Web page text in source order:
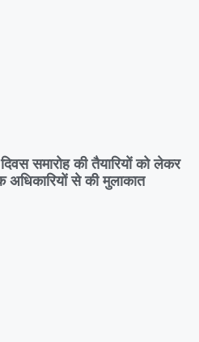
समारोह की तैयारियों को लेकर
अधिकारियों से की मुलाकात